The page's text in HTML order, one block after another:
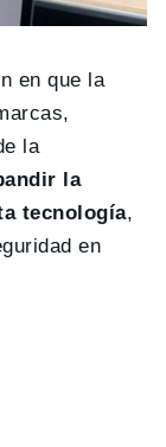
en que la
la
la
tecnología,
en